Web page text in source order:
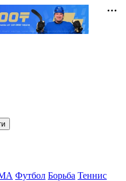
Футбол Борьба Теннис